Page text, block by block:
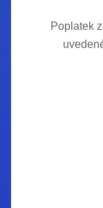
Poplatek